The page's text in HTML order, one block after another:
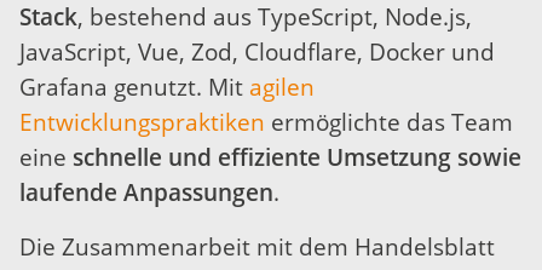
Stack, bestehend aus TypeScript, Node.js,
JavaScript, Vue, Zod, Cloudflare, Docker und
Grafana genutzt. Mit agilen
Entwicklungspraktiken ermöglichte das Team
eine schnelle und effiziente Umsetzung sowie
laufende Anpassungen.
Die Zusammenarbeit mit dem Handelsblatt